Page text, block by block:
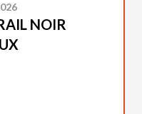
NOIR